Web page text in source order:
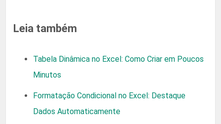
Leia também
Tabela Dinâmica no Excel: Como Criar em Poucos
Minutos
Formatação Condicional no Excel: Destaque
Dados Automaticamente